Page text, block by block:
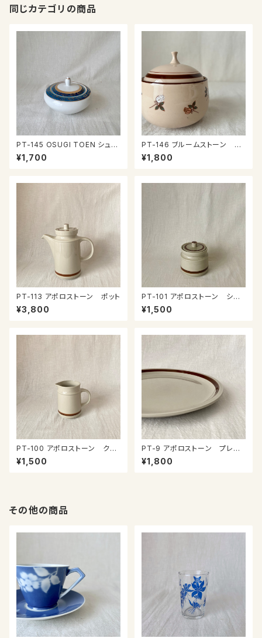
同じカテゴリの商品
PT-145 OSUGI TOEN シュガ
ーポット
¥1,700
PT-146 ブルームストーン シ
ュガーポット
¥1,800
PT-113 アポロストーン ポット
¥3,800
PT-101 アポロストーン シュ
ガーポット
¥1,500
PT-100 アポロストーン クリ
ーマー
¥1,500
PT-9 アポロストーン プレー
ト
¥1,800
その他の商品